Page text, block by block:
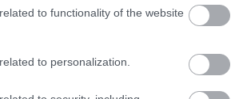
to functionality of the website
to personalization.
2018 december
2018 október
2018 július (1
2018 június (
2018 május